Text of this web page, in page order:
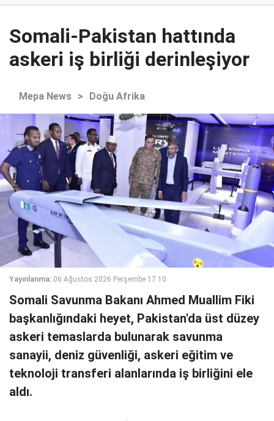
Somali-Pakistan hattında
askeri iş birliği derinleşiyor
Mepa News > Doğu Afrika
Yayınlanma: 06 Ağustos 2026 Perşembe 17:10
Somali Savunma Bakanı Ahmed Muallim Fiki
başkanlığındaki heyet, Pakistan'da üst düzey
askeri temaslarda bulunarak savunma
sanayii, deniz güvenliği, askeri eğitim ve
teknoloji transferi alanlarında iş birliğini ele
aldı.